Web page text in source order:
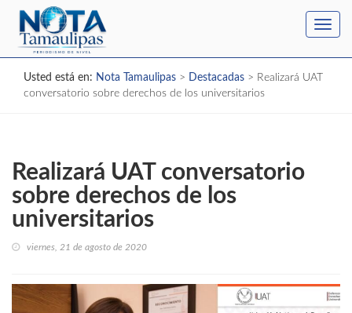
Usted está en: Nota Tamaulipas > Destacadas > Realizará UAT
conversatorio sobre derechos de los universitarios
Realizará UAT conversatorio
sobre derechos de los
universitarios
viernes, 21 de agosto de 2020